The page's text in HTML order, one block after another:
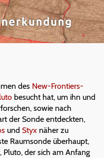
des New-Frontiers-
besucht hat, um ihn und
sowie nach
der Sonde entdeckten,
und Styx näher zu
Raumsonde überhaupt,
der sich am Anfang